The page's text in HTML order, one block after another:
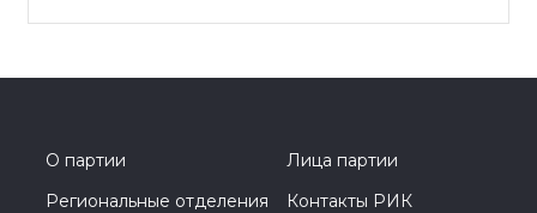
О партии
Лица партии
Региональные отделения
Контакты РИК